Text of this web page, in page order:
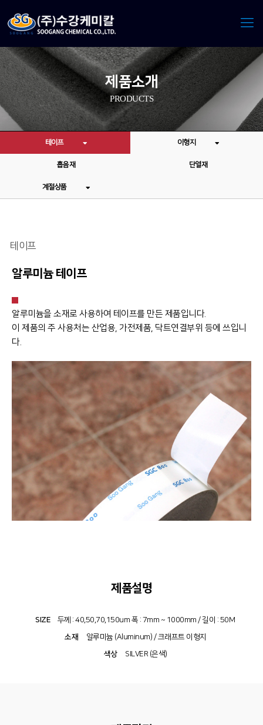
제품소개
PRODUCTS
테이프 이형지
흡음재 단열재
계절상품
테이프
알루미늄 테이프
알루미늄을 소재로 사용하여 테이프를 만든 제품입니다.
이 제품의 주 사용처는 산업용, 가전제품, 닥트연결부위 등에 쓰입니
다.
제품설명
SIZE 두께 : 40,50,70,150um 폭 : 7mm ~ 1000mm / 길이 : 50M
소재 알루미늄 (Aluminum) / 크래프트 이형지
색상 SILVER (은색)